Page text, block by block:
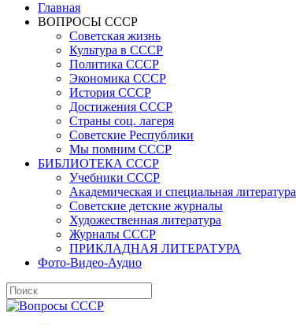
Главная
ВОПРОСЫ СССР
Советская жизнь
Культура в СССР
Политика СССР
Экономика СССР
История СССР
Достижения СССР
Страны соц. лагеря
Советские Республики
Мы помним СССР
БИБЛИОТЕКА СССР
Учебники СССР
Академическая и специальная литература
Советские детские журналы
Художественная литература
Журналы СССР
ПРИКЛАДНАЯ ЛИТЕРАТУРА
Фото-Видео-Аудио